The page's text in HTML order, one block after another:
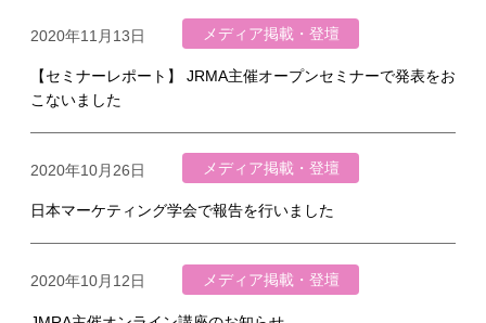
2020年11月13日 メディア掲載・登壇
【セミナーレポート】 JRMA主催オープンセミナーで発表をお
こないました
2020年10月26日 メディア掲載・登壇
日本マーケティング学会で報告を行いました
2020年10月12日 メディア掲載・登壇